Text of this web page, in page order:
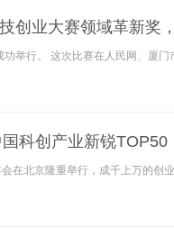
创业大赛领域革新奖
科创产业新锐TOP50